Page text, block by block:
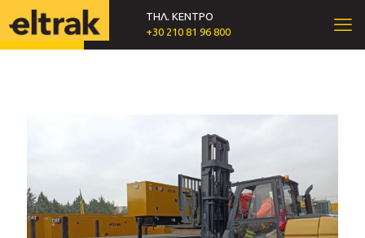
ΤΗΛ. ΚΕΝΤΡΟ
+30 210 81 96 800